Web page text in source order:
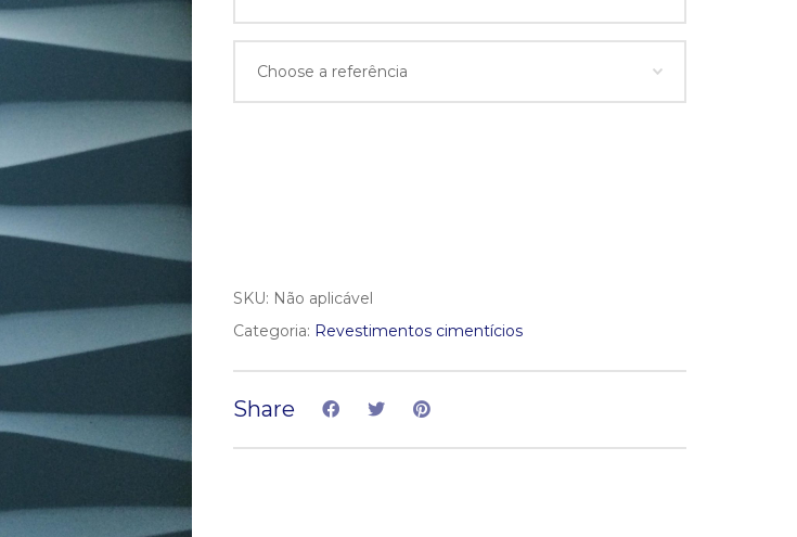
SKU: Não aplicável
Categoria: Revestimentos cimentícios
Share